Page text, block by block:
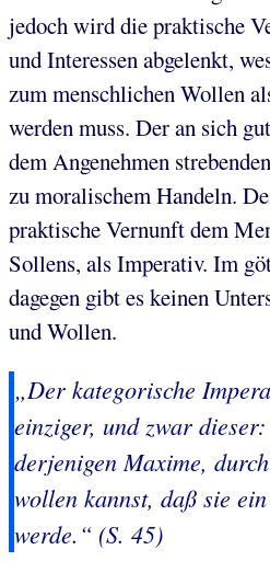
jedoch wird die praktische
und Interessen abgelenkt,
zum menschlichen Wollen
werden muss. Der an sich
dem Angenehmen
zu moralischem Handeln.
praktische Vernunft dem
Sollens, als Imperativ. Im
dagegen gibt es keinen
und Wollen.
„Der kategorische
einziger, und zwar dieser:
derjenigen Maxime,
wollen kannst, daß sie
werde.“ (S. 45)